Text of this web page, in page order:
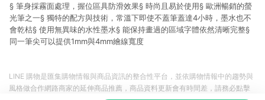
§ 筆身採霧面處理，握位區具防滑效果§ 時尚且易於使用§ 歐洲暢銷的螢
光筆之一§ 獨特的配方與技術，常溫下即使不蓋筆蓋達4小時，墨水也不
會乾枯§ 使用無異味的水性墨水§ 能保持畫過的區域字體依然清晰完整§
同一筆尖可以提供1mm與4mm繪線寬度
LINE 購物是匯集購物情報與商品資訊的整合性平台，並依購物情報中的趨勢與
風格做合作網路商家的延伸商品推薦，商品資料更新會有時間差，請務必點擊